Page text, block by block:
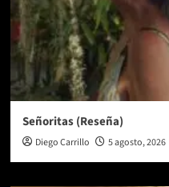
Señoritas (Reseña)
Diego Carrillo 5 agosto, 2026